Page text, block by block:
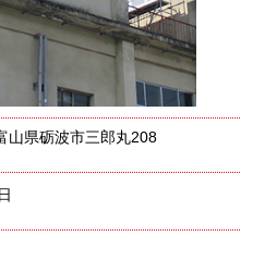
県砺波市三郎丸208